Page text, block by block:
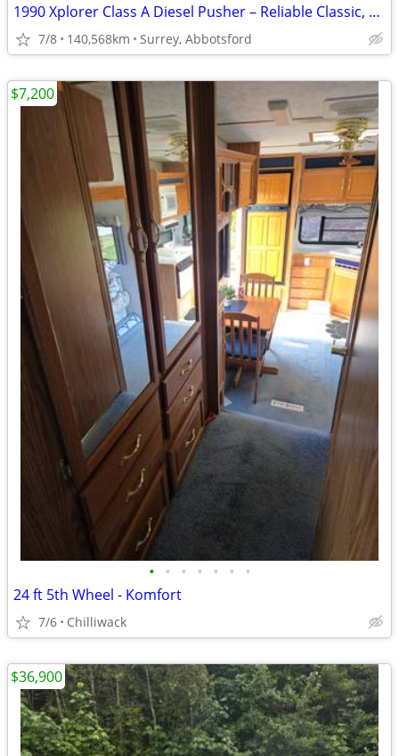
1990 Xplorer Class A Diesel Pusher – Reliable Classic, Ready for Adven
7/8 140,568km Surrey, Abbotsford
• • • • • • •
24 ft 5th Wheel - Komfort
7/6 Chilliwack
$7,200
$36,900